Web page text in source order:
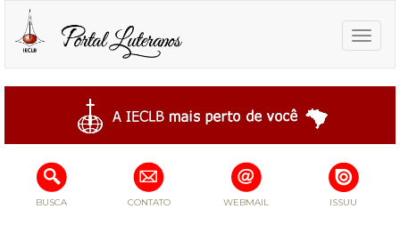
Toggle
BUSCA CONTATO WEBMAIL ISSUU